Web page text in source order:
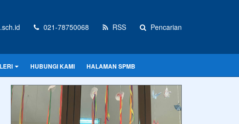
021-78750068 RSS Pencarian
HUBUNGI KAMI HALAMAN SPMB